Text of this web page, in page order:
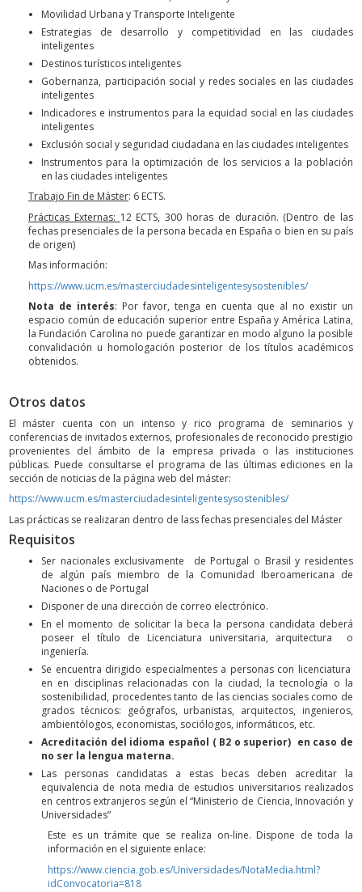
Movilidad Urbana y Transporte Inteligente
Estrategias de desarrollo y competitividad en las ciudades
inteligentes
Destinos turísticos inteligentes
Gobernanza, participación social y redes sociales en las ciudades
inteligentes
Indicadores e instrumentos para la equidad social en las ciudades
inteligentes
Exclusión social y seguridad ciudadana en las ciudades inteligentes
Instrumentos para la optimización de los servicios a la población
en las ciudades inteligentes
Trabajo Fin de Máster: 6 ECTS.
Prácticas Externas: 12 ECTS, 300 horas de duración. (Dentro de las
fechas presenciales de la persona becada en España o bien en su país
de origen)
Mas información:
https://www.ucm.es/masterciudadesinteligentesysostenibles/
Nota de interés: Por favor, tenga en cuenta que al no existir un
espacio común de educación superior entre España y América Latina,
la Fundación Carolina no puede garantizar en modo alguno la posible
convalidación u homologación posterior de los títulos académicos
obtenidos.
Otros datos
El máster cuenta con un intenso y rico programa de seminarios y
conferencias de invitados externos, profesionales de reconocido prestigio
provenientes del ámbito de la empresa privada o las instituciones
públicas. Puede consultarse el programa de las últimas ediciones en la
sección de noticias de la página web del máster:
https://www.ucm.es/masterciudadesinteligentesysostenibles/
Las prácticas se realizaran dentro de lass fechas presenciales del Máster
Requisitos
Ser nacionales exclusivamente de Portugal o Brasil y residentes
de algún país miembro de la Comunidad Iberoamericana de
Naciones o de Portugal
­Disponer de una dirección de correo electrónico.
En el momento de solicitar la beca la persona candidata deberá
poseer el título de Licenciatura universitaria, arquitectura o
ingeniería.
Se encuentra dirigido especialmentes a personas con licenciatura
en en disciplinas relacionadas con la ciudad, la tecnología o la
sostenibilidad, procedentes tanto de las ciencias sociales como de
grados técnicos: geógrafos, urbanistas, arquitectos, ingenieros,
ambientólogos, economistas, sociólogos, informáticos, etc.
Acreditación del idioma español ( B2 o superior) en caso de
no ser la lengua materna.
Las personas candidatas a estas becas deben acreditar la
equivalencia de nota media de estudios universitarios realizados
en centros extranjeros según el “Ministerio de Ciencia, Innovación y
Universidades”
Este es un trámite que se realiza on-line. Dispone de toda la
información en el siguiente enlace:
https://www.ciencia.gob.es/Universidades/NotaMedia.html?
idConvocatoria=818